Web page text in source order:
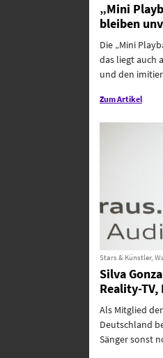
„Mini
bleiben
Die „Mini
das liegt auch
und den
Zum Artikel
Stars & Künstler,
Silva
Reality-
Als Mitglied
Deutschland
Sänger sonst